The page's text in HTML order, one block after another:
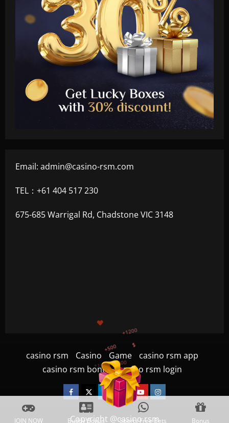
Email: admin@casino-rsm.com
TEL：+61 404 517 230
675-685 Warrigal Rd, Chadstone VIC 3148
casino rsm Casino Game
casino rsm app
casino rsm bonus
casino rsm login
Facebook
TwitterLinkedin
VK YoutubeInstagram
Copyright @casino rsm
+300
+1200
+750
JOIN NOW Buddy Bonus Sports Free Bets Bonus